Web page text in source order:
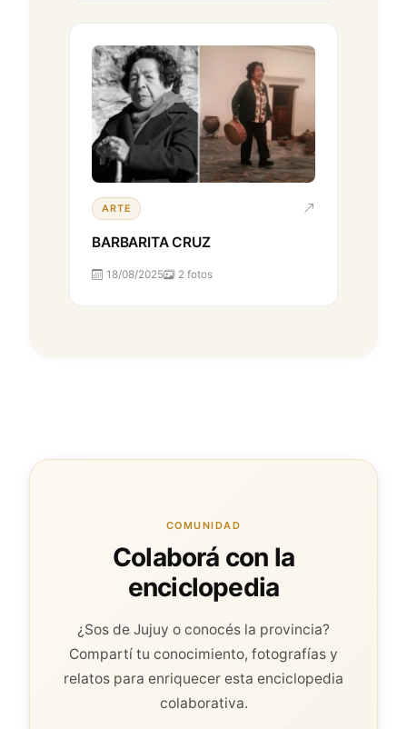
ARTE
BARBARITA CRUZ
18/08/2025 2 fotos
COMUNIDAD
Colaborá con la
enciclopedia
¿Sos de Jujuy o conocés la provincia?
Compartí tu conocimiento, fotografías y
relatos para enriquecer esta enciclopedia
colaborativa.